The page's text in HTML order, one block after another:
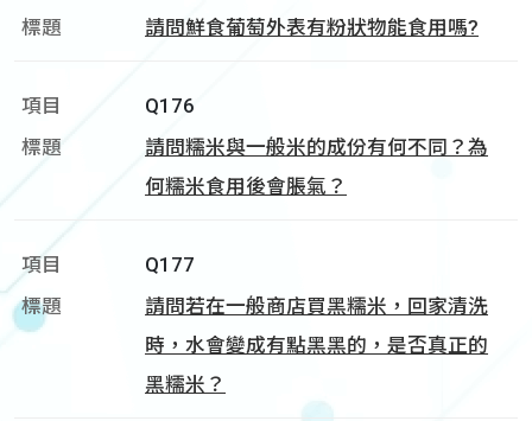
請問鮮食葡萄外表有粉狀物能食用嗎?
Q176
請問糯米與一般米的成份有何不同？為
何糯米食用後會脹氣？
Q177
請問若在一般商店買黑糯米，回家清洗
時，水會變成有點黑黑的，是否真正的
黑糯米？